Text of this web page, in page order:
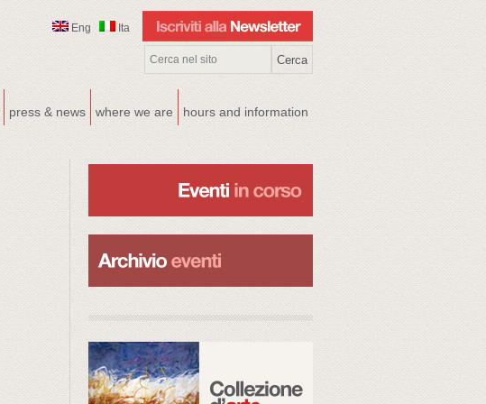
Eng Ita
press & news where we are hours and information